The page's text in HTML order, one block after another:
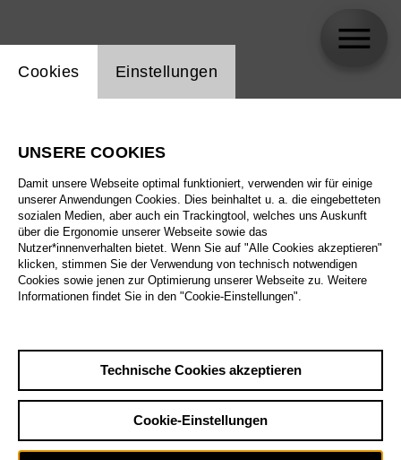
Biographie
Spielplan
Einstellung Website Cookie
Cookies Einstellungen
UNSERE COOKIES
Damit unsere Webseite optimal funktioniert, verwenden wir für einige
unserer Anwendungen Cookies. Dies beinhaltet u. a. die eingebetteten
sozialen Medien, aber auch ein Trackingtool, welches uns Auskunft
über die Ergonomie unserer Webseite sowie das
Nutzer*innenverhalten bietet. Wenn Sie auf "Alle Cookies akzeptieren"
klicken, stimmen Sie der Verwendung von technisch notwendigen
Cookies sowie jenen zur Optimierung unserer Webseite zu. Weitere
Informationen findet Sie in den "Cookie-Einstellungen".
Technische Cookies akzeptieren
Cookie-Einstellungen